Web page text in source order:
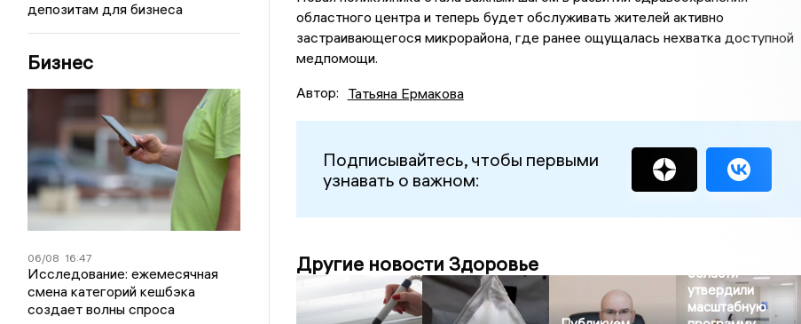
депозитам для бизнеса
Бизнес
06/08 16:47
Исследование: ежемесячная
смена категорий кешбэка
создает волны спроса
областного центра и теперь будет обслуживать жителей активно
застраивающегося микрорайона, где ранее ощущалась нехватка доступной
медпомощи.
Автор: Татьяна Ермакова
Подписывайтесь, чтобы первыми
узнавать о важном:
Другие новости Здоровье
области
утвердили
масштабную